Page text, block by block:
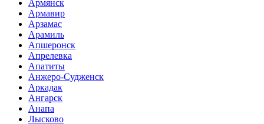
Армянск
Армавир
Арзамас
Арамиль
Апшеронск
Апрелевка
Апатиты
Анжеро-Судженск
Аркадак
Ангарск
Анапа
Лысково